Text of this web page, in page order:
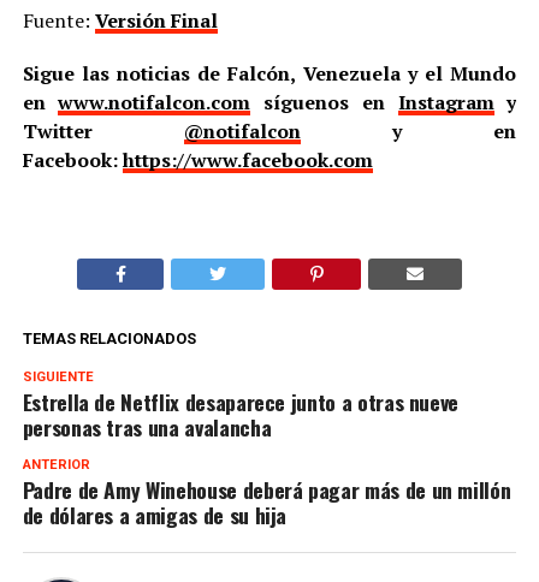
Fuente: Versión Final
Sigue las noticias de Falcón, Venezuela y el Mundo
enwww.notifalcon.com síguenos en Instagramy
Twitter @notifalcony en
Facebook:https://www.facebook.com
TEMAS RELACIONADOS
SIGUIENTE
Estrella de Netflix desaparece junto a otras nueve
personas tras una avalancha
ANTERIOR
Padre de Amy Winehouse deberá pagar más de un millón
de dólares a amigas de su hija